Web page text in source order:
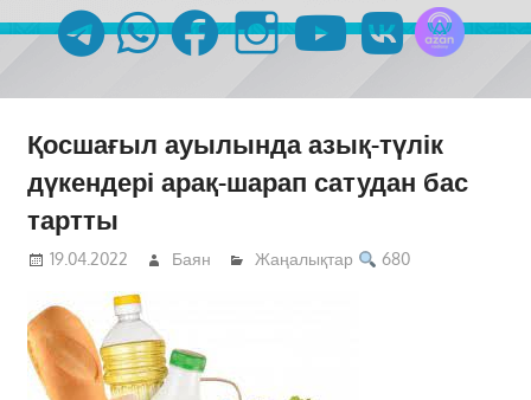
telegramwhatsappfacebookinstagramyoutubevk
Қосшағыл ауылында азық-түлік
дүкендері арақ-шарап сатудан бас
тартты
19.04.2022 Баян Жаңалықтар 680